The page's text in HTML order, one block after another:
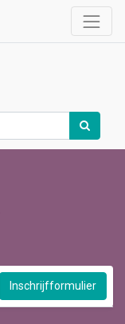
Inschrijfformulier